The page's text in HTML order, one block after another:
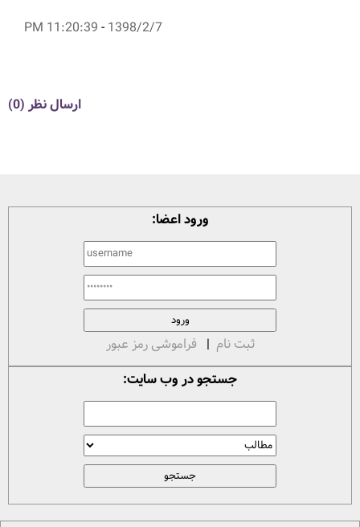
1398/2/7
-
11:20:39 PM
ارسال نظر (0)
ورود اعضا:
ثبت نام | فراموشی رمز عبور
جستجو در وب سایت: